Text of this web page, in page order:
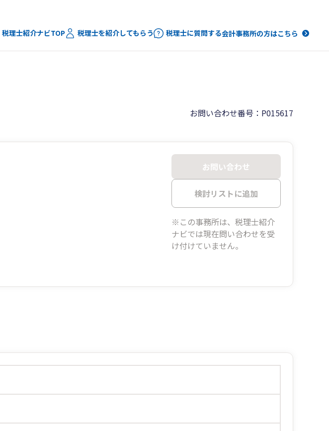
税理士紹介ナビTOP 税理士を紹介してもらう 税理士に質問する会計事務所の方はこちら
お問い合わせ番号：P015617
お問い合わせ
検討リストに追加
※この事務所は、税理士紹介
ナビでは現在問い合わせを受
け付けていません。